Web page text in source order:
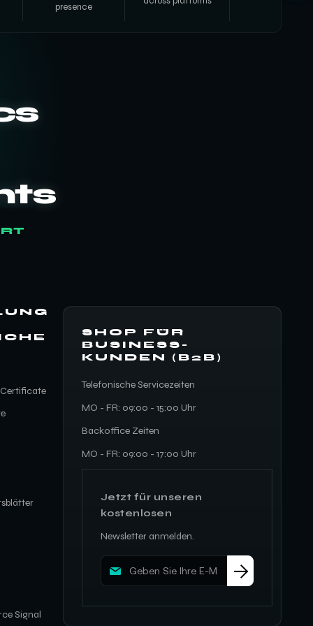
presence
Signal
SHOP FÜR
BUSINESS-
KUNDEN (B2B)
Telefonische Servicezeiten
MO - FR: 09:00 - 15:00 Uhr
Backoffice Zeiten
MO - FR: 09:00 - 17:00 Uhr
Jetzt für unseren
kostenlosen
Newsletter anmelden.
M
d